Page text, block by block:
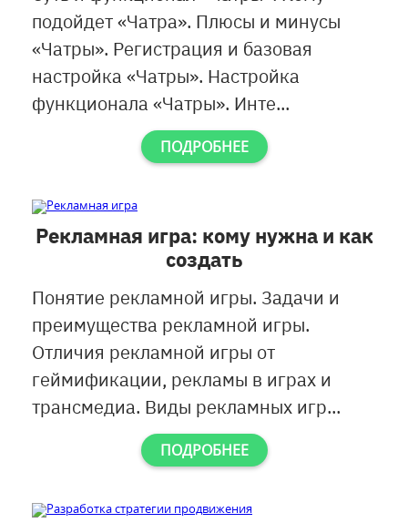
подойдет «Чатра». Плюсы и минусы
«Чатры». Регистрация и базовая
настройка «Чатры». Настройка
функционала «Чатры». Инте...
ПОДРОБНЕЕ
Рекламная игра: кому нужна и как
создать
Понятие рекламной игры. Задачи и
преимущества рекламной игры.
Отличия рекламной игры от
геймификации, рекламы в играх и
трансмедиа. Виды рекламных игр...
ПОДРОБНЕЕ